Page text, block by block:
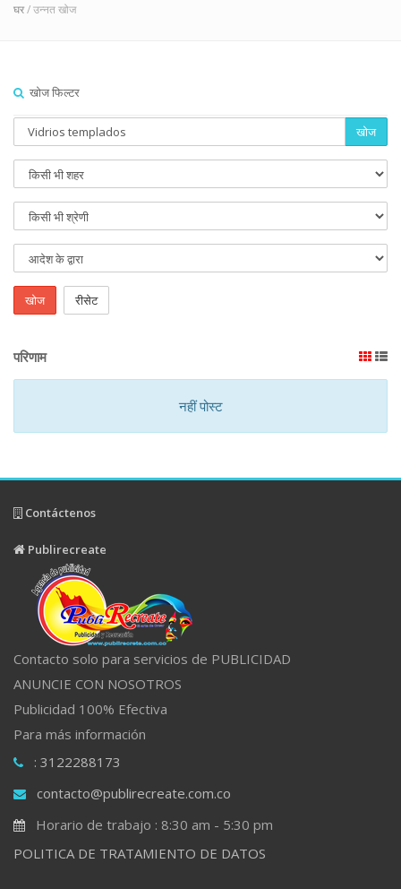
घर/ उन्नत खोज
खोज फिल्टर
खोज
खोज रीसेट
परिणाम
नहीं पोस्ट
Contáctenos
Publirecreate
Contacto solo para servicios de PUBLICIDAD
ANUNCIE CON NOSOTROS
Publicidad 100% Efectiva
Para más información
: 3122288173
contacto@publirecreate.com.co
Horario de trabajo : 8:30 am - 5:30 pm
POLITICA DE TRATAMIENTO DE DATOS